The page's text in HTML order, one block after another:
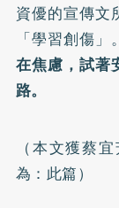
資優的宣傳文
「學習創傷」。
在焦慮，試著
路。
（本文獲蔡
為： 此篇）